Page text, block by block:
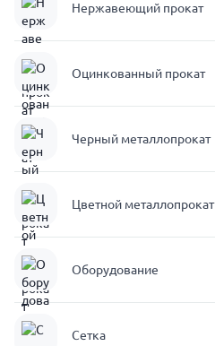
Нержавеющий прокат
Оцинкованный прокат
Черный металлопрокат
Цветной металлопрокат
Оборудование
Сетка